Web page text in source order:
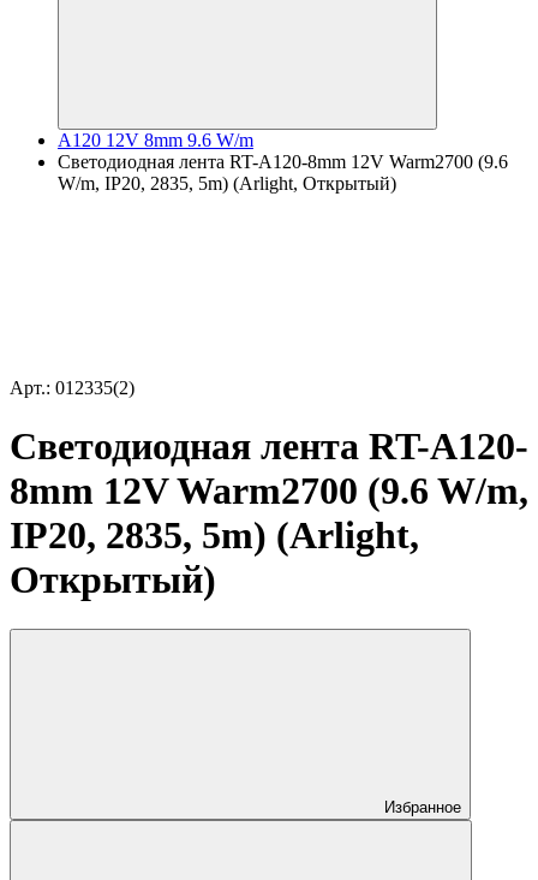
A120 12V 8mm 9.6 W/m
Светодиодная лента RT-A120-8mm 12V Warm2700 (9.6
W/m, IP20, 2835, 5m) (Arlight, Открытый)
Арт.: 012335(2)
Светодиодная лента RT-A120-
8mm 12V Warm2700 (9.6 W/m,
IP20, 2835, 5m) (Arlight,
Открытый)
Избранное